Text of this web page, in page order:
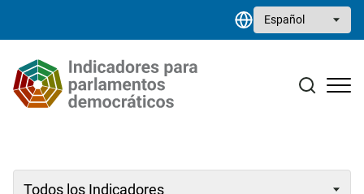
Select your language
Biblioteca de recursos
Contacto